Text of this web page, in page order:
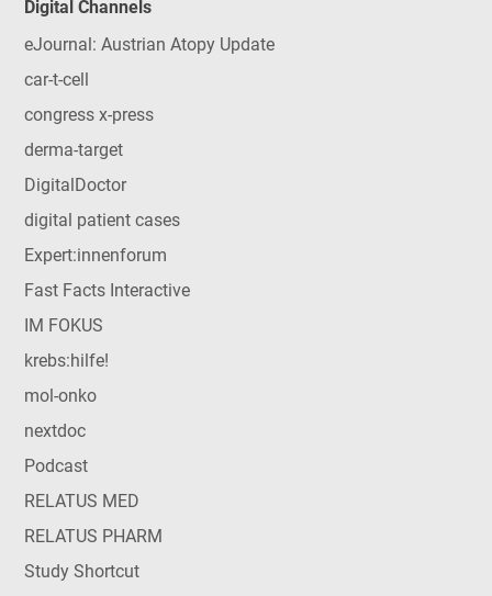
Digital Channels
eJournal: Austrian Atopy Update
car-t-cell
congress x-press
derma-target
DigitalDoctor
digital patient cases
Expert:innenforum
Fast Facts Interactive
IM FOKUS
krebs:hilfe!
mol-onko
nextdoc
Podcast
RELATUS MED
RELATUS PHARM
Study Shortcut